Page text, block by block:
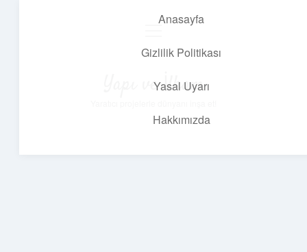
Anasayfa
Gizlilik Politikası
Yasal Uyarı
Hakkımızda
Yapı ve İlham